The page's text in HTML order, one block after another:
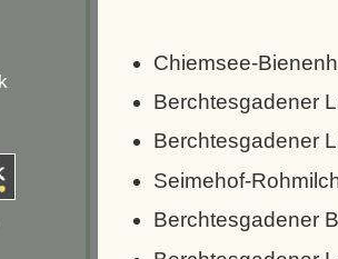
Chiemsee-
Berchtesgadener
Berchtesgadener
Seimehof-
Berchtesgadener